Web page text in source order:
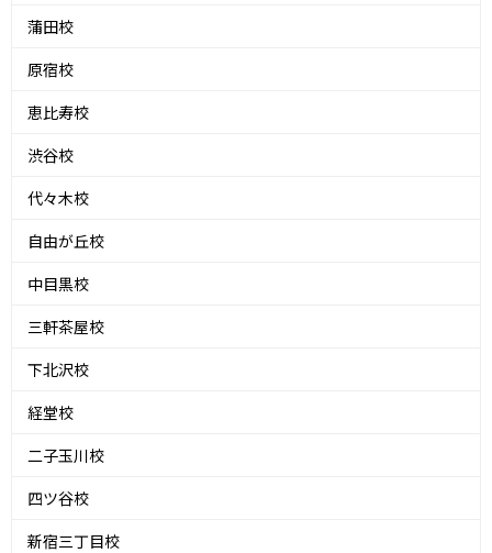
蒲田校
原宿校
恵比寿校
渋谷校
代々木校
自由が丘校
中目黒校
三軒茶屋校
下北沢校
経堂校
二子玉川校
四ツ谷校
新宿三丁目校